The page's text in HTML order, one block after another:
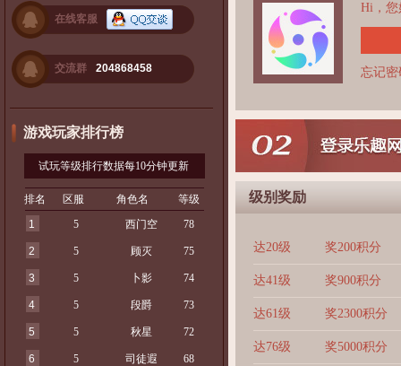
在线客服
交流群 204868458
游戏玩家排行榜
试玩等级排行数据每10分钟更新
排名 区服 角色名
等级
1
5 西门空 78
2 5 顾灭 75
3 5 卜影 74
4 5 段爵 73
5 5 秋星 72
6 5 司徒遐 68
Hi，您
忘记密
级别奖励
达20级 奖200积分
达41级 奖900积分
达61级 奖2300积分
达76级 奖5000积分